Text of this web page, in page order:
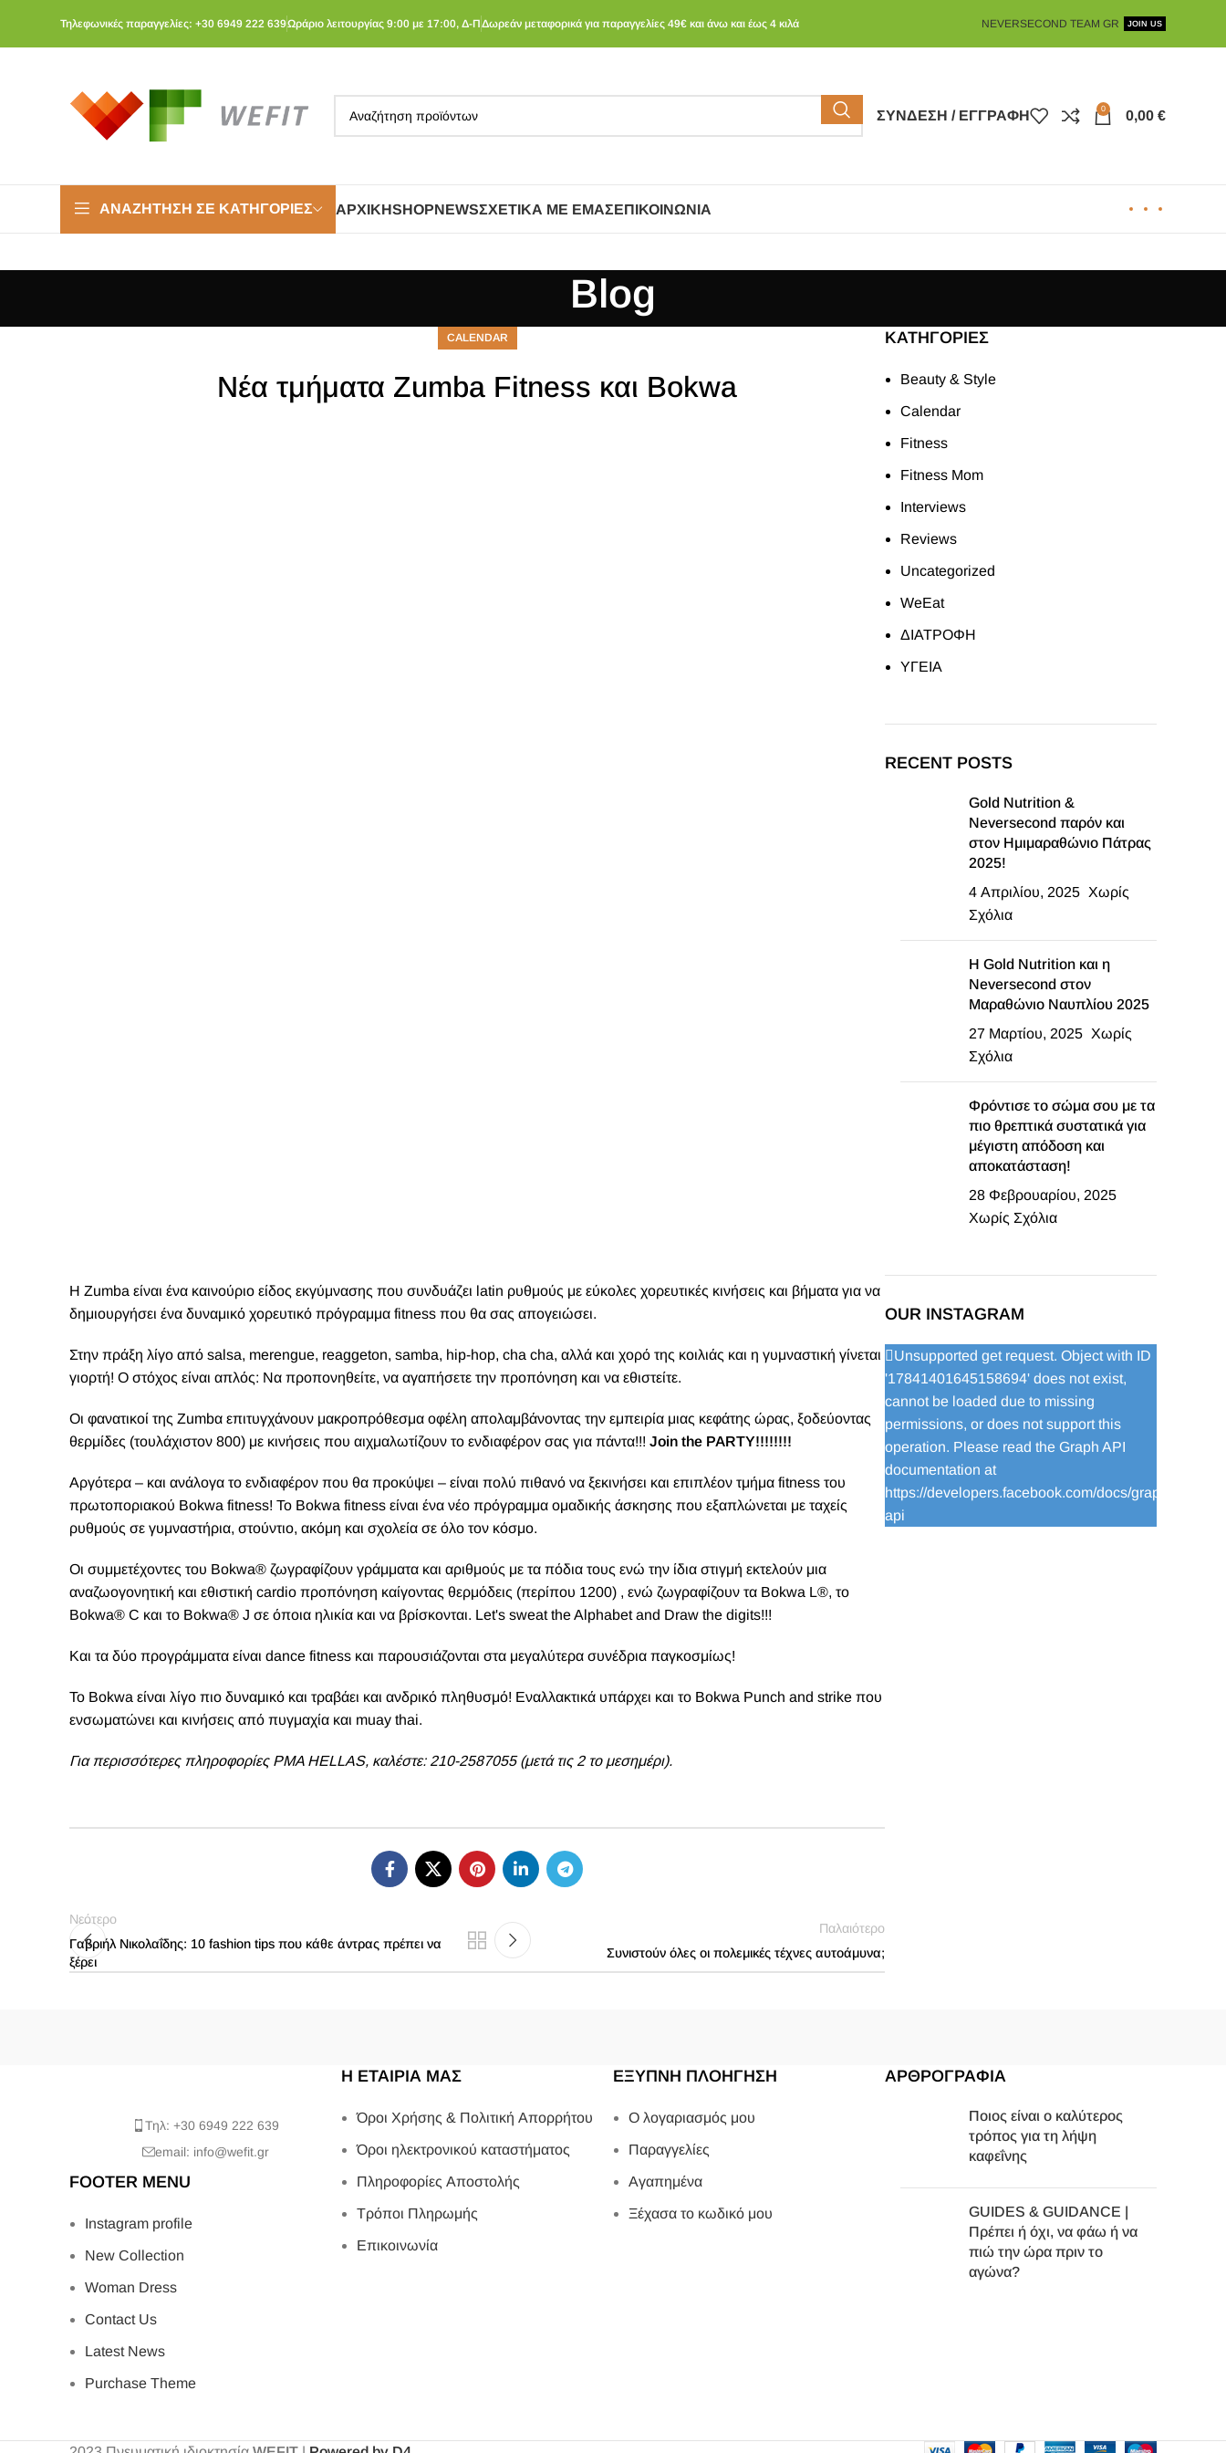
Τηλεφωνικές παραγγελίες: +30 6949 222 639Ωράριο λειτουργίας 9:00 με 17:00, Δ-ΠΔωρεάν μεταφορικά για παραγγελίες 49€ και άνω και έως 4 κιλά NEVERSECOND TEAM GR JOIN US
ΣΎΝΔΕΣΗ / ΕΓΓΡΑΦΉ 0 0,00 €
ΑΝΑΖΉΤΗΣΗ ΣΕ ΚΑΤΗΓΟΡΊΕΣ ΑΡΧΙΚΉSHOPNEWSΣΧΕΤΙΚΆ ΜΕ ΕΜΆΣΕΠΙΚΟΙΝΩΝΊΑ
Blog
CALENDAR
Nέα τμήματα Zumba Fitness και Bokwa
Η Zumba είναι ένα καινούριο είδος εκγύμνασης που συνδυάζει latin ρυθμούς με εύκολες χορευτικές κινήσεις και βήματα για να
δημιουργήσει ένα δυναμικό χορευτικό πρόγραμμα fitness που θα σας απογειώσει.
Στην πράξη λίγο από salsa, merengue, reaggeton, samba, hip-hop, cha cha, αλλά και χορό της κοιλιάς και η γυμναστική γίνεται
γιορτή! Ο στόχος είναι απλός: Να προπονηθείτε, να αγαπήσετε την προπόνηση και να εθιστείτε.
Οι φανατικοί της Zumbα επιτυγχάνουν μακροπρόθεσμα οφέλη απολαμβάνοντας την εμπειρία μιας κεφάτης ώρας, ξοδεύοντας
θερμίδες (τουλάχιστον 800) με κινήσεις που αιχμαλωτίζουν το ενδιαφέρον σας για πάντα!!! Join the PARTY!!!!!!!!
Αργότερα – και ανάλογα το ενδιαφέρον που θα προκύψει – είναι πολύ πιθανό να ξεκινήσει και επιπλέον τμήμα fitness του
πρωτοποριακού Bokwa fitness! Το Bokwa fitness είναι ένα νέο πρόγραμμα ομαδικής άσκησης που εξαπλώνεται με ταχείς
ρυθμούς σε γυμναστήρια, στούντιο, ακόμη και σχολεία σε όλο τον κόσμο.
Οι συμμετέχοντες του Bokwa® ζωγραφίζουν γράμματα και αριθμούς με τα πόδια τους ενώ την ίδια στιγμή εκτελούν μια
αναζωογονητική και εθιστική cardio προπόνηση καίγοντας θερμόδεις (περίπου 1200) , ενώ ζωγραφίζουν τα Bokwa L®, το
Bokwa® C και το Bokwa® J σε όποια ηλικία και να βρίσκονται. Let's sweat the Alphabet and Draw the digits!!!
Και τα δύο προγράμματα είναι dance fitness και παρουσιάζονται στα μεγαλύτερα συνέδρια παγκοσμίως!
Το Bokwa είναι λίγο πιο δυναμικό και τραβάει και ανδρικό πληθυσμό! Εναλλακτικά υπάρχει και το Bokwa Punch and strike που
ενσωματώνει και κινήσεις από πυγμαχία και muay thai.
Για περισσότερες πληροφορίες PMA HELLAS, καλέστε: 210-2587055 (μετά τις 2 το μεσημέρι).
Νεότερο
Γαβριήλ Νικολαΐδης: 10 fashion tips που κάθε άντρας πρέπει να
ξέρει
Παλαιότερο
Συνιστούν όλες οι πολεμικές τέχνες αυτοάμυνα;
KΑΤΗΓΟΡΊΕΣ
Beauty & Style
Calendar
Fitness
Fitness Mom
Interviews
Reviews
Uncategorized
WeEat
ΔΙΑΤΡΟΦΗ
ΥΓΕΙΑ
RECENT POSTS
Gold Nutrition &
Neversecond παρόν και
στον Ημιμαραθώνιο Πάτρας
2025!
4 Απριλίου, 2025 Χωρίς
Σχόλια
Η Gold Nutrition και η
Neversecond στον
Μαραθώνιο Ναυπλίου 2025
27 Μαρτίου, 2025 Χωρίς
Σχόλια
Φρόντισε το σώμα σου με τα
πιο θρεπτικά συστατικά για
μέγιστη απόδοση και
αποκατάσταση!
28 Φεβρουαρίου, 2025
Χωρίς Σχόλια
OUR INSTAGRAM
Unsupported get request. Object with ID
'17841401645158694' does not exist,
cannot be loaded due to missing
permissions, or does not support this
operation. Please read the Graph API
documentation at
https://developers.facebook.com/docs/graph-
api
Τηλ: +30 6949 222 639
email: info@wefit.gr
FOOTER MENU
Instagram profile
New Collection
Woman Dress
Contact Us
Latest News
Purchase Theme
Η ΕΤΑΙΡΙΑ ΜΑΣ
Όροι Χρήσης & Πολιτική Απορρήτου
Όροι ηλεκτρονικού καταστήματος
Πληροφορίες Αποστολής
Τρόποι Πληρωμής
Επικοινωνία
ΕΞΥΠΝΗ ΠΛΟΗΓΗΣΗ
Ο λογαριασμός μου
Παραγγελίες
Αγαπημένα
Ξέχασα το κωδικό μου
ΑΡΘΡΟΓΡΑΦΙΑ
Ποιος είναι ο καλύτερος
τρόπος για τη λήψη
καφεΐνης
GUIDES & GUIDANCE |
Πρέπει ή όχι, να φάω ή να
πιώ την ώρα πριν το
αγώνα?